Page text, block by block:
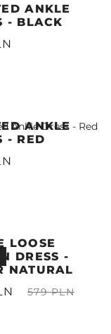
ANKLE
- BLACK
ANKLE
- RED
LOOSE
DRESS -
NATURAL
579 PLN